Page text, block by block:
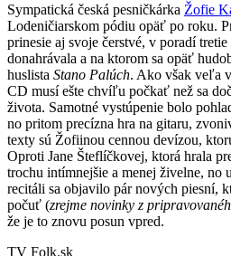
Sympatická česká pesničkárka Žofie
Lodeničiarskom pódiu opäť po roku.
prinesie aj svoje čerstvé, v poradí
donahrávala a na ktorom sa opäť
huslista Stano Palúch. Ako však veľa
CD musí ešte chvíľu počkať než sa
života. Samotné vystúpenie bolo
no pritom precízna hra na gitaru,
texty sú Žofiinou cennou devízou,
Oproti Jane Šteflíčkovej, ktorá hrala
trochu intímnejšie a menej živelne, no
recitáli sa objavilo pár nových piesní,
počuť (zrejme novinky z
že je to znovu posun vpred.
TV Folk.sk